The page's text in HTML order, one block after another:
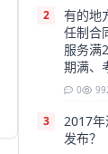
2
有的地
任制合
服务满
期满、
0
3
2017
发布？